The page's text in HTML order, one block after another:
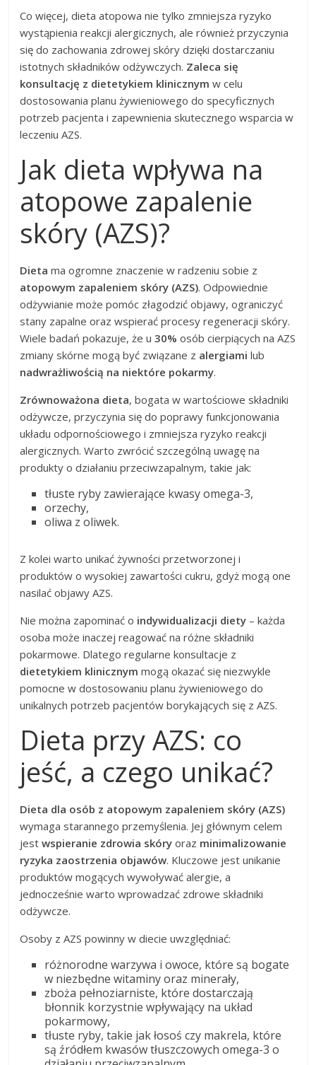
Co więcej, dieta atopowa nie tylko zmniejsza ryzyko
wystąpienia reakcji alergicznych, ale również przyczynia
się do zachowania zdrowej skóry dzięki dostarczaniu
istotnych składników odżywczych. Zaleca się
konsultację z dietetykiem klinicznym w celu
dostosowania planu żywieniowego do specyficznych
potrzeb pacjenta i zapewnienia skutecznego wsparcia w
leczeniu AZS.
Jak dieta wpływa na
atopowe zapalenie
skóry (AZS)?
Dieta ma ogromne znaczenie w radzeniu sobie z
atopowym zapaleniem skóry (AZS). Odpowiednie
odżywianie może pomóc złagodzić objawy, ograniczyć
stany zapalne oraz wspierać procesy regeneracji skóry.
Wiele badań pokazuje, że u30% osób cierpiących na AZS
zmiany skórne mogą być związane z alergiami lub
nadwrażliwością na niektóre pokarmy.
Zrównoważona dieta, bogata w wartościowe składniki
odżywcze, przyczynia się do poprawy funkcjonowania
układu odpornościowego i zmniejsza ryzyko reakcji
alergicznych. Warto zwrócić szczególną uwagę na
produkty o działaniu przeciwzapalnym, takie jak:
tłuste ryby zawierające kwasy omega-3,
orzechy,
oliwa z oliwek.
Z kolei warto unikać żywności przetworzonej i
produktów o wysokiej zawartości cukru, gdyż mogą one
nasilać objawy AZS.
Nie można zapominać o indywidualizacji diety – każda
osoba może inaczej reagować na różne składniki
pokarmowe. Dlatego regularne konsultacje z
dietetykiem klinicznym mogą okazać się niezwykle
pomocne w dostosowaniu planu żywieniowego do
unikalnych potrzeb pacjentów borykających się z AZS.
Dieta przy AZS: co
jeść, a czego unikać?
Dieta dla osób z atopowym zapaleniem skóry (AZS)
wymaga starannego przemyślenia. Jej głównym celem
jestwspieranie zdrowia skóry oraz minimalizowanie
ryzyka zaostrzenia objawów. Kluczowe jest unikanie
produktów mogących wywoływać alergie, a
jednocześnie warto wprowadzać zdrowe składniki
odżywcze.
Osoby z AZS powinny w diecie uwzględniać:
różnorodne warzywa i owoce, które są bogate
w niezbędne witaminy oraz minerały,
zboża pełnoziarniste, które dostarczają
błonnik korzystnie wpływający na układ
pokarmowy,
tłuste ryby, takie jak łosoś czy makrela, które
są źródłem kwasów tłuszczowych omega-3 o